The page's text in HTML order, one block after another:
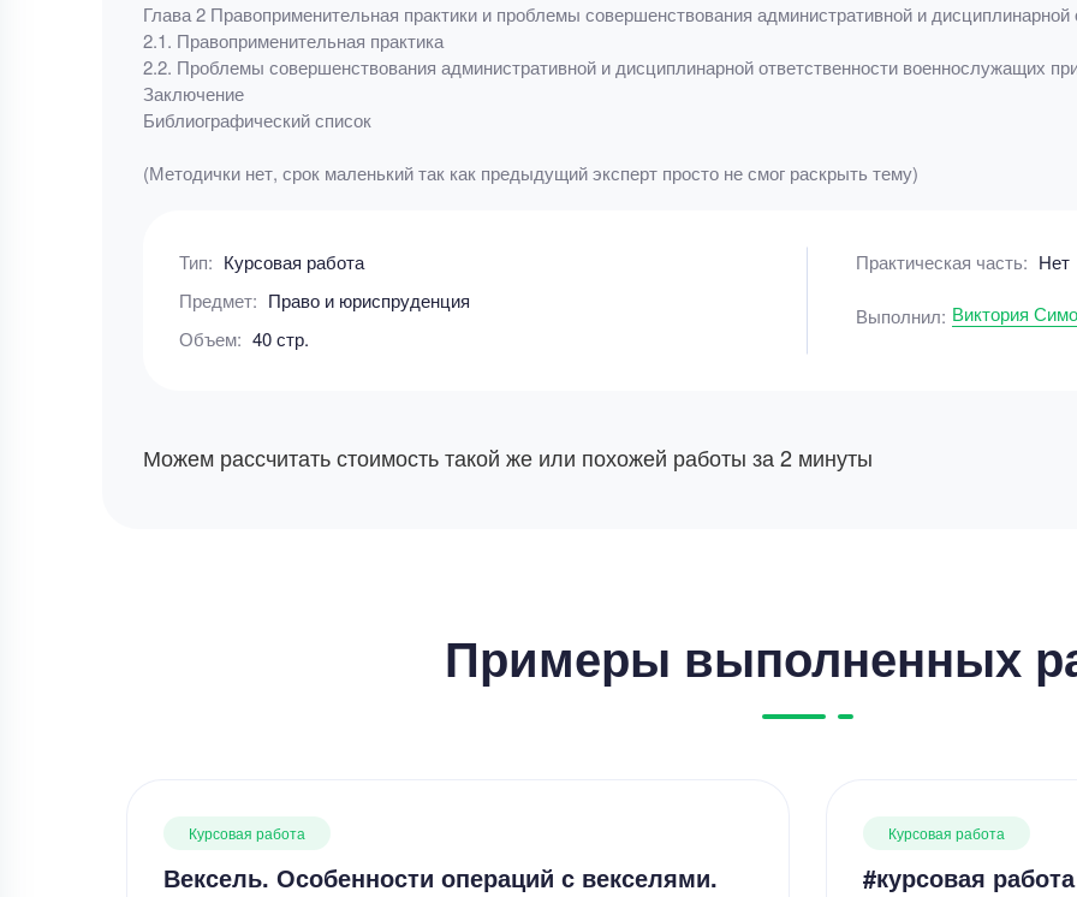
Глава 2 Правоприменительная практики и проблемы совершенствования административной и дисциплинарной
2.1. Правоприменительная практика
2.2. Проблемы совершенствования административной и дисциплинарной ответственности военнослужащих
Заключение
Библиографический список
(Методички нет, срок маленький так как предыдущий эксперт просто не смог раскрыть тему)
Тип: Курсовая работа
Предмет: Право и юриспруденция
Объем: 40 стр.
Практическая часть: Нет
Выполнил: Виктория
Можем рассчитать стоимость такой же или похожей работы за 2 минуты
Примеры выполненных
Курсовая работа
Вексель. Особенности операций с векселями.
Курсовая работа
#курсовая